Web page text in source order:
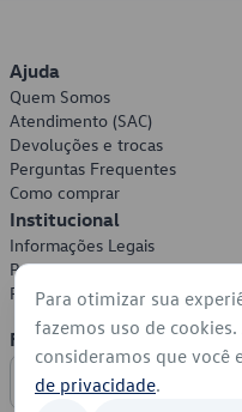
Ajuda
Quem Somos
Atendimento (SAC)
Devoluções e trocas
Perguntas Frequentes
Como comprar
Institucional
Informações Legais
Política de Privacidade
Política de Cookies
Formas de Pagamento
Para otimizar sua
fazemos uso de
consideramos que você
de privacidade.